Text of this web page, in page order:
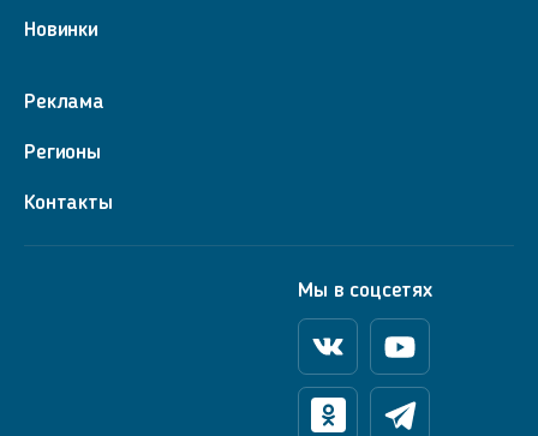
Новинки
Реклама
Регионы
Контакты
Мы в соцсетях
ВконтактеYoutube
ОдноклассникиТелеграм